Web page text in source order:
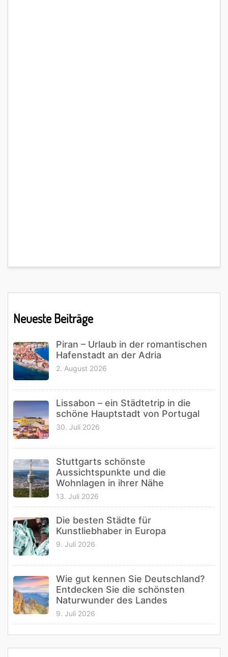
Sidebar
Neueste Beiträge
Piran – Urlaub in der romantischen
Hafenstadt an der Adria
2. August 2026
Lissabon – ein Städtetrip in die
schöne Hauptstadt von Portugal
30. Juli 2026
Stuttgarts schönste
Aussichtspunkte und die
Wohnlagen in ihrer Nähe
13. Juli 2026
Die besten Städte für
Kunstliebhaber in Europa
9. Juli 2026
Wie gut kennen Sie Deutschland?
Entdecken Sie die schönsten
Naturwunder des Landes
9. Juli 2026